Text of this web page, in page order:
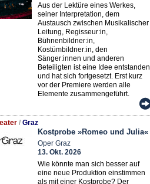
Aus der Lektüre eines Werkes,
seiner Interpretation, dem
Austausch zwischen Musikalischer
Leitung, Regisseur:in,
Bühnenbildner:in,
Kostümbildner:in, den
Sänger:innen und anderen
Beteiligten ist eine Idee entstanden
und hat sich fortgesetzt. Erst kurz
vor der Premiere werden alle
Elemente zusammengeführt.
/ Graz
Kostprobe »Romeo und Julia«
Oper Graz
13. Okt. 2026
Wie könnte man sich besser auf
eine neue Produktion einstimmen
als mit einer Kostprobe? Der